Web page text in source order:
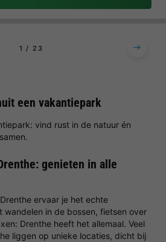
1 2 3
een vakantiepark
vind rust in de natuur én
genieten in alle
ervaar je het echte
wandelen in de bossen, fietsen over
Drenthe heeft het allemaal. Veel
liggen op unieke locaties, dicht bij